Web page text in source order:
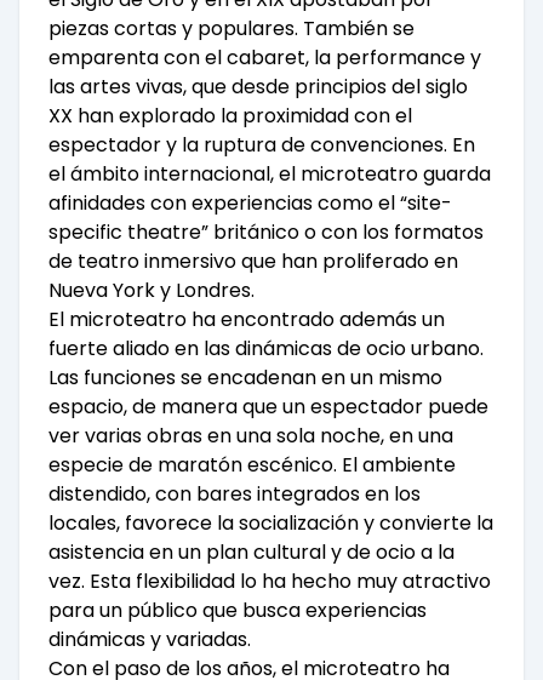
piezas cortas y populares. También se
emparenta con el cabaret, la performance y
las artes vivas, que desde principios del siglo
XX han explorado la proximidad con el
espectador y la ruptura de convenciones. En
el ámbito internacional, el microteatro guarda
afinidades con experiencias como el “site-
specific theatre” británico o con los formatos
de teatro inmersivo que han proliferado en
Nueva York y Londres.
El microteatro ha encontrado además un
fuerte aliado en las dinámicas de ocio urbano.
Las funciones se encadenan en un mismo
espacio, de manera que un espectador puede
ver varias obras en una sola noche, en una
especie de maratón escénico. El ambiente
distendido, con bares integrados en los
locales, favorece la socialización y convierte la
asistencia en un plan cultural y de ocio a la
vez. Esta flexibilidad lo ha hecho muy atractivo
para un público que busca experiencias
dinámicas y variadas.
Con el paso de los años, el microteatro ha